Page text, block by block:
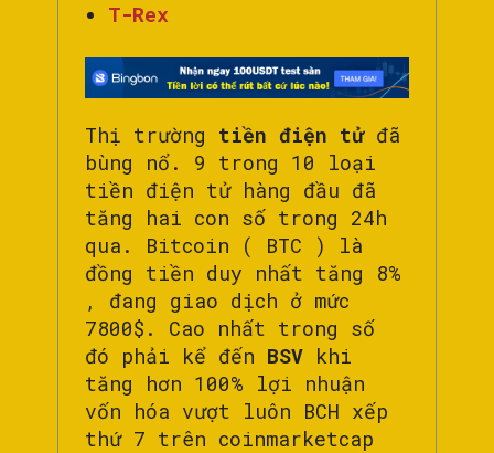
T-Rex
Thị trường tiền điện tử đã
bùng nổ. 9 trong 10 loại
tiền điện tử hàng đầu đã
tăng hai con số trong 24h
qua. Bitcoin ( BTC ) là
đồng tiền duy nhất tăng 8%
, đang giao dịch ở mức
7800$. Cao nhất trong số
đó phải kể đến BSV khi
tăng hơn 100% lợi nhuận
vốn hóa vượt luôn BCH xếp
thứ 7 trên coinmarketcap